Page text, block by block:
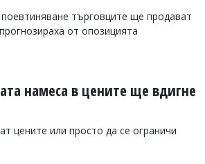
търговците ще продават
от опозицията
намеса в цените ще вдигне
цените или просто да се ограничи